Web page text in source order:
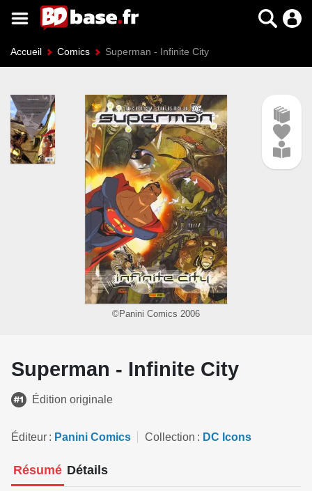
Accueil Comics Superman - Infinite City
©Panini Comics 2006
Superman - Infinite City
Édition originale
Éditeur Panini Comics Collection DC Icons
Résumé Détails